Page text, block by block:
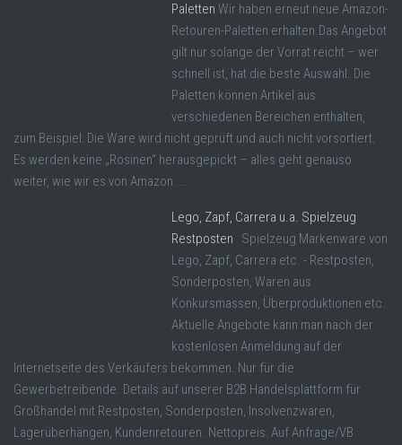
Paletten Wir haben erneut neue Amazon-
Retouren-Paletten erhalten.Das Angebot
gilt nur solange der Vorrat reicht – wer
schnell ist, hat die beste Auswahl. Die
Paletten können Artikel aus
verschiedenen Bereichen enthalten,
zum Beispiel: Die Ware wird nicht geprüft und auch nicht vorsortiert.
Es werden keine „Rosinen“ herausgepickt – alles geht genauso
weiter, wie wir es von Amazon ...
Lego, Zapf, Carrera u.a. Spielzeug
Restposten
Spielzeug Markenware von
Lego, Zapf, Carrera etc. - Restposten,
Sonderposten, Waren aus
Konkursmassen, Überproduktionen etc.
Aktuelle Angebote kann man nach der
kostenlosen Anmeldung auf der
Internetseite des Verkäufers bekommen. Nur für die
Gewerbetreibende. Details auf unserer B2B Handelsplattform für
Großhandel mit Restposten, Sonderposten, Insolvenzwaren,
Lagerüberhängen, Kundenretouren. Nettopreis: Auf Anfrage/VB